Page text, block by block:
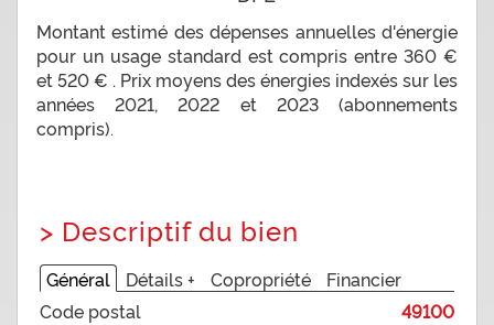
Montant estimé des dépenses annuelles d'énergie
pour un usage standard est compris entre 360 €
et 520 € . Prix moyens des énergies indexés sur les
années 2021, 2022 et 2023 (abonnements
compris).
> Descriptif du bien
Général Détails + Copropriété
Financier
Code postal
49100